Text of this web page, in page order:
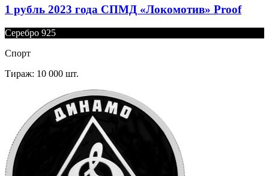
1 рубль 2023 года СПМД «Локомотив» Proof
Серебро 925
Спорт
Тираж: 10 000 шт.